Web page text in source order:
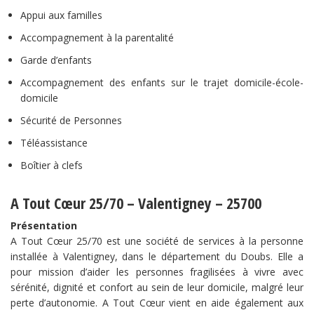
Appui aux familles
Accompagnement à la parentalité
Garde d’enfants
Accompagnement des enfants sur le trajet domicile-école-
domicile
Sécurité de Personnes
Téléassistance
Boîtier à clefs
A Tout Cœur 25/70 – Valentigney – 25700
Présentation
A Tout Cœur 25/70 est une société de services à la personne
installée à Valentigney, dans le département du Doubs. Elle a
pour mission d’aider les personnes fragilisées à vivre avec
sérénité, dignité et confort au sein de leur domicile, malgré leur
perte d’autonomie. A Tout Cœur vient en aide également aux